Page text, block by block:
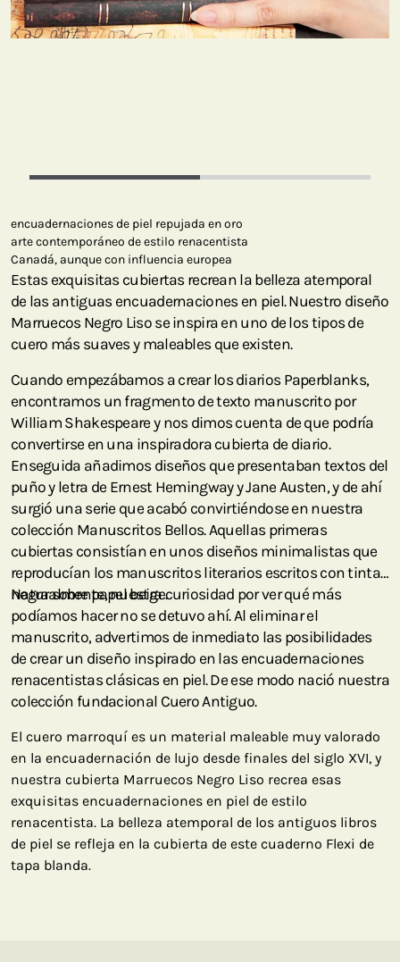
encuadernaciones de piel repujada en oro
arte contemporáneo de estilo renacentista
Canadá, aunque con influencia europea
Estas exquisitas cubiertas recrean la belleza atemporal
de las antiguas encuadernaciones en piel. Nuestro diseño
Marruecos Negro Liso se inspira en uno de los tipos de
cuero más suaves y maleables que existen.
Cuando empezábamos a crear los diarios Paperblanks,
encontramos un fragmento de texto manuscrito por
William Shakespeare y nos dimos cuenta de que podría
convertirse en una inspiradora cubierta de diario.
Enseguida añadimos diseños que presentaban textos del
puño y letra de Ernest Hemingway y Jane Austen, y de ahí
surgió una serie que acabó convirtiéndose en nuestra
colección Manuscritos Bellos. Aquellas primeras
cubiertas consistían en unos diseños minimalistas que
reproducían los manuscritos literarios escritos con tinta
negra sobre papel beige.
Naturalmente, nuestra curiosidad por ver qué más
podíamos hacer no se detuvo ahí. Al eliminar el
manuscrito, advertimos de inmediato las posibilidades
de crear un diseño inspirado en las encuadernaciones
renacentistas clásicas en piel. De ese modo nació nuestra
colección fundacional Cuero Antiguo.
El cuero marroquí es un material maleable muy valorado
en la encuadernación de lujo desde finales del siglo XVI, y
nuestra cubierta Marruecos Negro Liso recrea esas
exquisitas encuadernaciones en piel de estilo
renacentista. La belleza atemporal de los antiguos libros
de piel se refleja en la cubierta de este cuaderno Flexi de
tapa blanda.